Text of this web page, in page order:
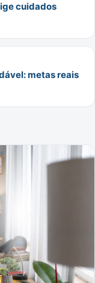
cuidados
metas reais